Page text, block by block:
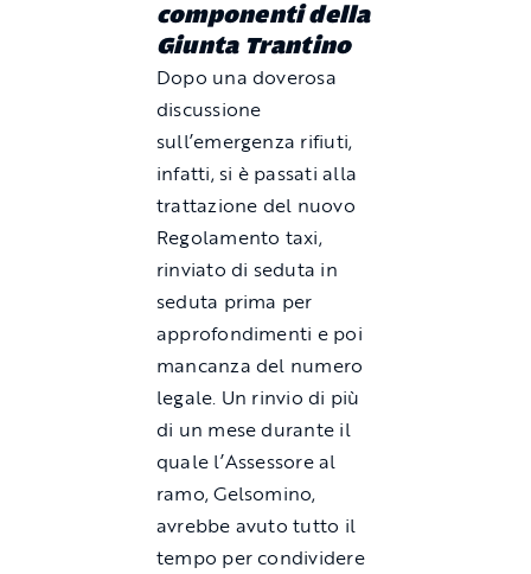
componenti della
Giunta Trantino
Dopo una doverosa
discussione
sull’emergenza rifiuti,
infatti, si è passati alla
trattazione del nuovo
Regolamento taxi,
rinviato di seduta in
seduta prima per
approfondimenti e poi
mancanza del numero
legale. Un rinvio di più
di un mese durante il
quale l’Assessore al
ramo, Gelsomino,
avrebbe avuto tutto il
tempo per condividere